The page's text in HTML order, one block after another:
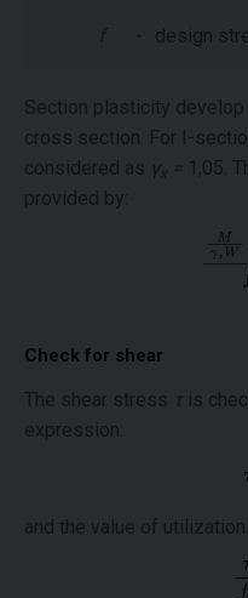
f - design
Section plasticity develop
cross section. For I-
considered as γ x
1,05.
provided by:
Check for shear
The shear stress τ is
expression:
and the value of